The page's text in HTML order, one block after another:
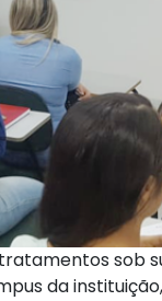
sob
da instituição,